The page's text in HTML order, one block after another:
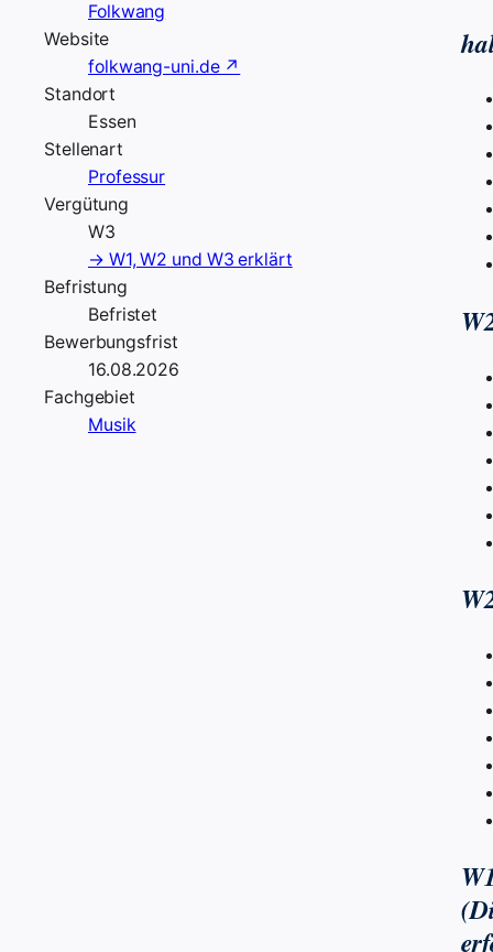
Folkwang
Website
folkwang-uni.de ↗
Standort
Essen
Stellenart
Professur
Vergütung
W3
→ W1, W2 und W3 erklärt
Befristung
Befristet
Bewerbungsfrist
16.08.2026
Fachgebiet
Musik